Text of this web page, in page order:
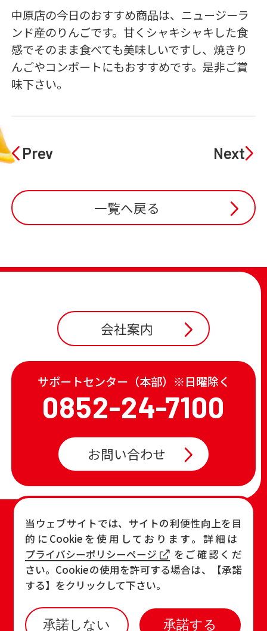
当ウェブサイトでは、サイトの利便性向上を目
的にCookieを使用しております。詳細は
プライバシーポリシーページ
をご確認くだ
さい。Cookieの使用を許可する場合は、【承諾
する】をクリックして下さい。
承諾しない 承諾する
中原店の今日のおすすめ商品は、ニュージーラ
ンド産のりんごです。甘くシャキシャキした食
感でそのまま食べても美味しいですし、焼きり
んごやコンポートにもおすすめです。是非ご賞
味下さい。
Prev Next
一覧へ戻る
会社案内
サポートセンター（本部）※日曜除く
0852-24-7100
お問い合わせ
TOP
店舗一覧・チラシ
お知らせ
おすすめ商品
各店の最新情報